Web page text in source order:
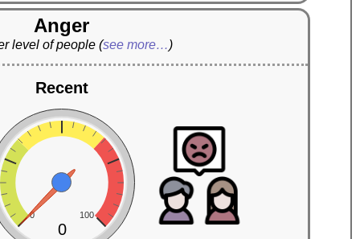
Anger
level of people(see more…)
Recent
0 100
0